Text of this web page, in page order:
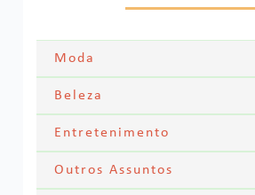
Moda
Moda Festa
Acessórios
Looks dos famosos
Beleza
Skincare
Cabelos
Entretenimento
Filmes
Outros Assuntos